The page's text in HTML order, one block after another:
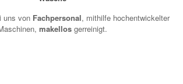
uns von Fachpersonal, mithilfe hochentwickelter
makellos gerreinigt.